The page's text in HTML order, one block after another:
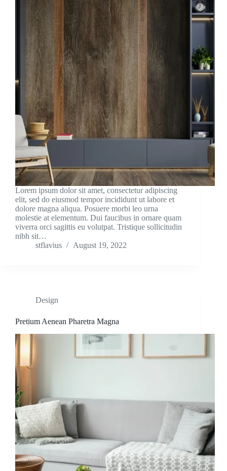
Lorem ipsum dolor sit amet, consectetur adipiscing
elit, sed do eiusmod tempor incididunt ut labore et
dolore magna aliqua. Posuere morbi leo urna
molestie at elementum. Dui faucibus in ornare quam
viverra orci sagittis eu volutpat. Tristique sollicitudin
nibh sit…
stflavius
August 19, 2022
Design
Pretium Aenean Pharetra Magna